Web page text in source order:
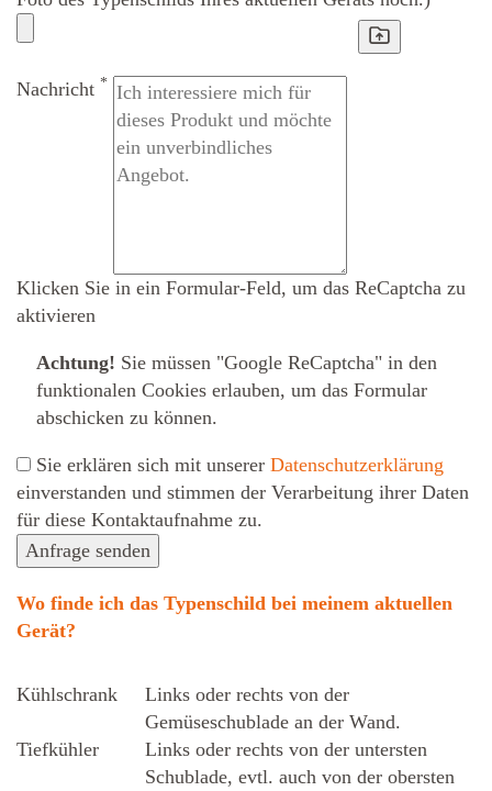
Nachricht *
Klicken Sie in ein Formular-Feld, um das ReCaptcha zu
aktivieren
Achtung! Sie müssen "Google ReCaptcha" in den
funktionalen Cookies erlauben, um das Formular
abschicken zu können.
Sie erklären sich mit unserer Datenschutzerklärung
ein­ver­standen und stimmen der Verarbeitung ihrer Daten
für diese Kontaktaufnahme zu.
Anfrage senden
Wo finde ich das Typenschild bei meinem aktuellen
Gerät?
Kühlschrank
Links oder rechts von der
Gemüseschublade an der Wand.
Tiefkühler
Links oder rechts von der untersten
Schublade, evtl. auch von der obersten